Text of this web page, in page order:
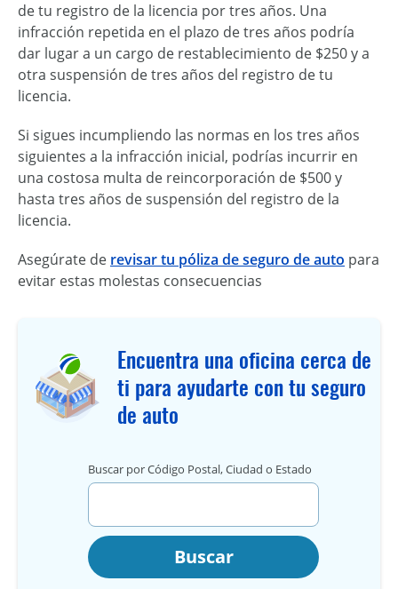
de tu registro de la licencia por tres años. Una
infracción repetida en el plazo de tres años podría
dar lugar a un cargo de restablecimiento de $250 y a
otra suspensión de tres años del registro de tu
licencia.
Si sigues incumpliendo las normas en los tres años
siguientes a la infracción inicial, podrías incurrir en
una costosa multa de reincorporación de $500 y
hasta tres años de suspensión del registro de la
licencia.
Asegúrate de revisar tu póliza de seguro de auto para
evitar estas molestas consecuencias
Encuentra una oficina cerca de
ti para ayudarte con tu seguro
de auto
Buscar por Código Postal, Ciudad o Estado
Buscar